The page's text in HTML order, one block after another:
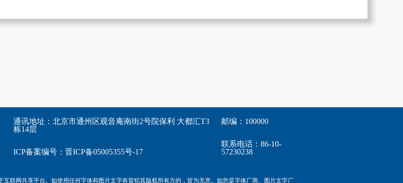
通讯地址：北京市通州区观音庵南街2号院保利 大都汇T3
栋14层
ICP备案编号：晋ICP备05005355号-17
邮编：100000
联系电话：86-10-
57230238
联网共享平台。如使用任何字体和图片文字有冒犯其版权所有方的，皆为无意。如您是字体厂商、图片文字厂